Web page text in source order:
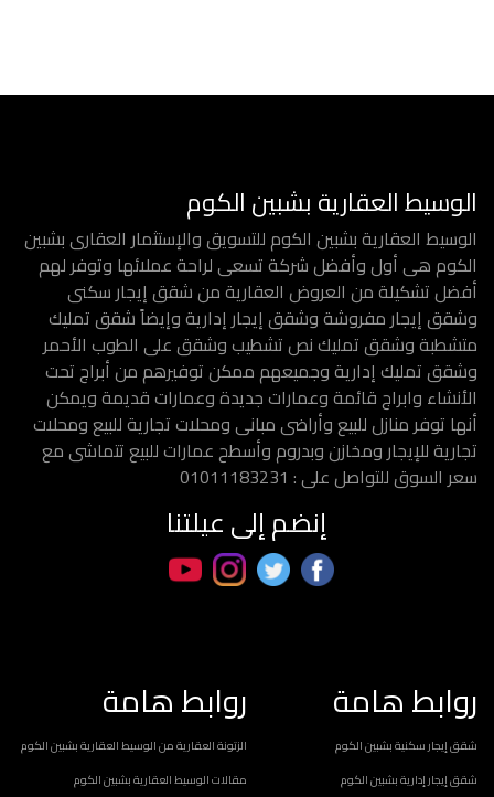
الوسيط العقارية بشبين الكوم
الوسيط العقارية بشبين الكوم للتسويق والإستثمار العقارى بشبين
الكوم هى أول وأفضل شركة تسعى لراحة عملائها وتوفر لهم
أفضل تشكيلة من العروض العقارية من شقق إيجار سكنى
وشقق إيجار مفروشة وشقق إيجار إدارية وإيضاً شقق تمليك
متشطبة وشقق تمليك نص تشطيب وشقق على الطوب الأحمر
وشقق تمليك إدارية وجميعهم ممكن توفيرهم من أبراج تحت
الأنشاء وابراج قائمة وعمارات جديدة وعمارات قديمة ويمكن
أنها توفر منازل للبيع وأراضى مبانى ومحلات تجارية للبيع ومحلات
تجارية للإيجار ومخازن وبدروم وأسطح عمارات للبيع تتماشى مع
سعر السوق للتواصل على : 01011183231
إنضم إلى عيلتنا
روابط هامة
شقق إيجار سكنية بشبين الكوم
شقق إيجار إدارية بشبين الكوم
روابط هامة
الزتونة العقارية من الوسيط العقارية بشبين الكوم
مقالات الوسيط العقارية بشبين الكوم